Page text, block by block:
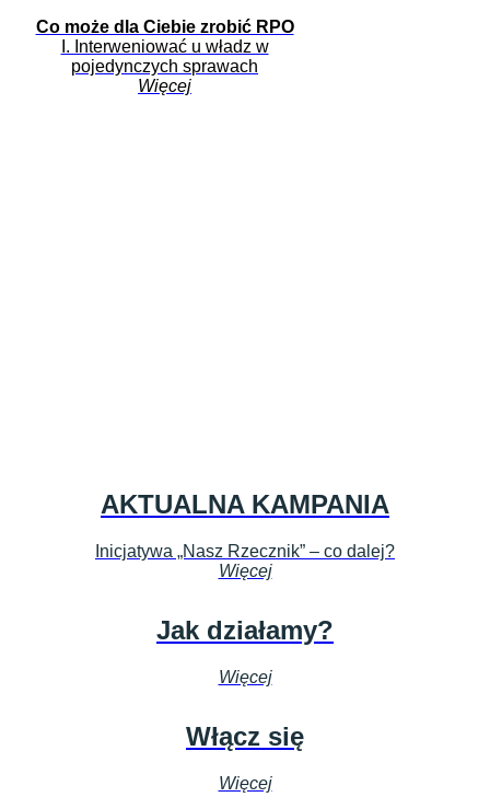
Co może dla Ciebie zrobić RPO
I. Interweniować u władz w
pojedynczych sprawach
Więcej
AKTUALNA KAMPANIA
Inicjatywa „Nasz Rzecznik” – co dalej?
Więcej
Jak działamy?
Więcej
Włącz się
Więcej